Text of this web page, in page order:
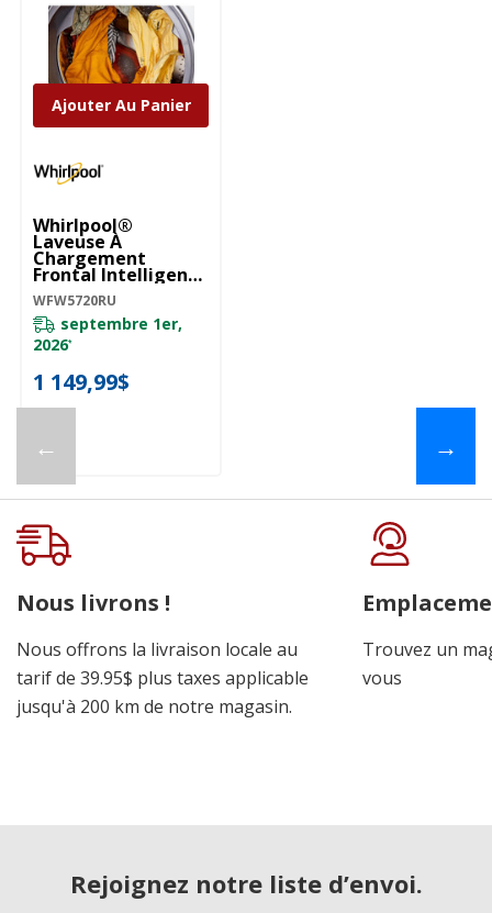
←
Whirlpool®
Laveuse À
Chargement
Frontal Intelligente
Certifiée ENERGY
STAR® Avec
Système De
Ventilation
FreshFlow™ De 5.2
Pi Cu C.E.I.
WFW5720RU
WFW5720RU
septembre 1er,
2026*
1 149,99$
Ajouter Au Panier
→
Nous livrons !
Nous offrons la livraison locale au
tarif de 39.95$ plus taxes applicable
jusqu'à 200 km de notre magasin.
Trouvez un
vous
Rejoignez notre liste d’envoi.